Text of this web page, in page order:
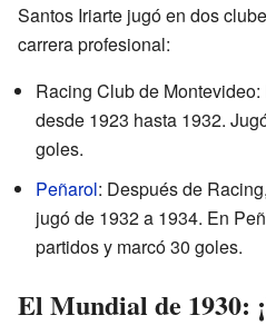
Santos Iriarte jugó en dos
carrera profesional:
Racing Club de
desde 1923 hasta 1932.
goles.
Peñarol: Después de
jugó de 1932 a 1934. En
partidos y marcó 30 goles.
El Mundial de 1930: